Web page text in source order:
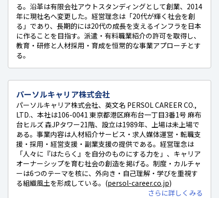
る。沿革は有限会社アウトスタンディングとして創業、2014
年に現社名へ変更した。経営理念は「20代が輝く社会を創
る」であり、長期的には20代の成長を支えるインフラを日本
に作ることを目指す。派遣・有料職業紹介の許可を取得し、
教育・研修と人材採用・育成を恒常的な事業アプローチとす
る。
パーソルキャリア株式会社
パーソルキャリア株式会社、英文名 PERSOL CAREER CO.,
LTD.、本社は106-0041 東京都港区麻布台一丁目3番1号 麻布
台ヒルズ 森JPタワー21階、設立は1989年、上場は未上場で
ある。事業内容は人材紹介サービス・求人媒体運営・転職支
援・採用・経営支援・副業支援の提供である。経営理念は
「人々に『はたらく』を自分のものにする力を」、キャリア
オーナーシップを育む社会の創造を掲げる。制度・カルチャ
ーは6つのテーマを核に、外向き・自己理解・学びを重視す
る組織風土を形成している。(persol-career.co.jp)
さらに詳しくみる